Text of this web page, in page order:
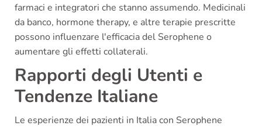
farmaci e integratori che stanno assumendo. Medicinali
da banco, hormone therapy, e altre terapie prescritte
possono influenzare l'efficacia del Serophene o
aumentare gli effetti collaterali.
Rapporti degli Utenti e
Tendenze Italiane
Le esperienze dei pazienti in Italia con Serophene